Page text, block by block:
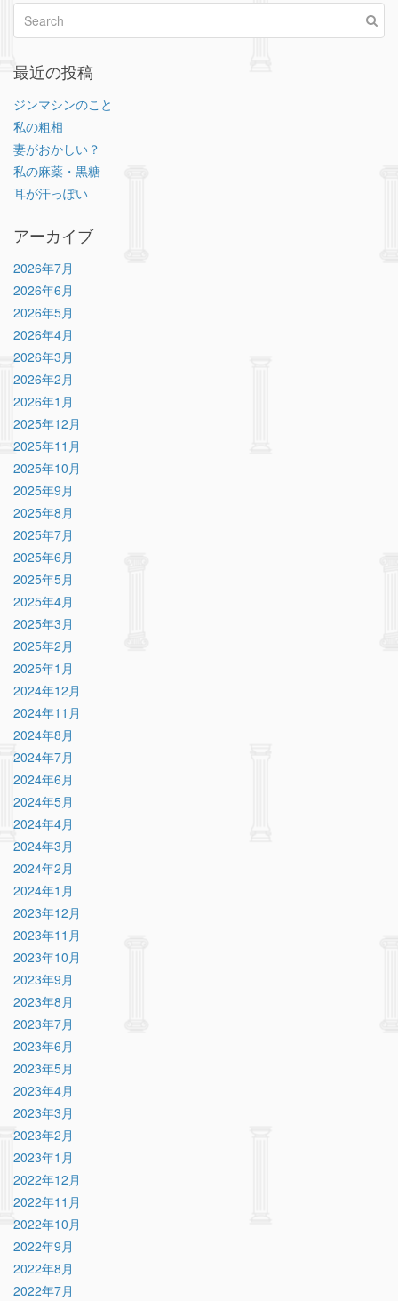
最近の投稿
ジンマシンのこと
私の粗相
妻がおかしい？
私の麻薬・黒糖
耳が汗っぽい
アーカイブ
2026年7月
2026年6月
2026年5月
2026年4月
2026年3月
2026年2月
2026年1月
2025年12月
2025年11月
2025年10月
2025年9月
2025年8月
2025年7月
2025年6月
2025年5月
2025年4月
2025年3月
2025年2月
2025年1月
2024年12月
2024年11月
2024年8月
2024年7月
2024年6月
2024年5月
2024年4月
2024年3月
2024年2月
2024年1月
2023年12月
2023年11月
2023年10月
2023年9月
2023年8月
2023年7月
2023年6月
2023年5月
2023年4月
2023年3月
2023年2月
2023年1月
2022年12月
2022年11月
2022年10月
2022年9月
2022年8月
2022年7月